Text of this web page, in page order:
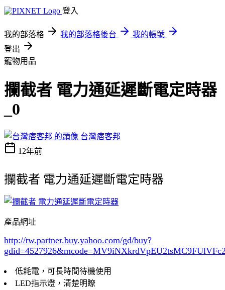
登入
我的部落格 我的部落格後台
我的帳號
登出
寵物用品
攔截者 電力通延遲斷電定時器
_0
台灣痞客邦
12年前
攔截者 電力通延遲斷電定時器
產品網址
http://tw.partner.buy.yahoo.com/gd/buy?
gdid=4527926
低耗電，可長時間待機使用
LED指示燈，清楚明瞭